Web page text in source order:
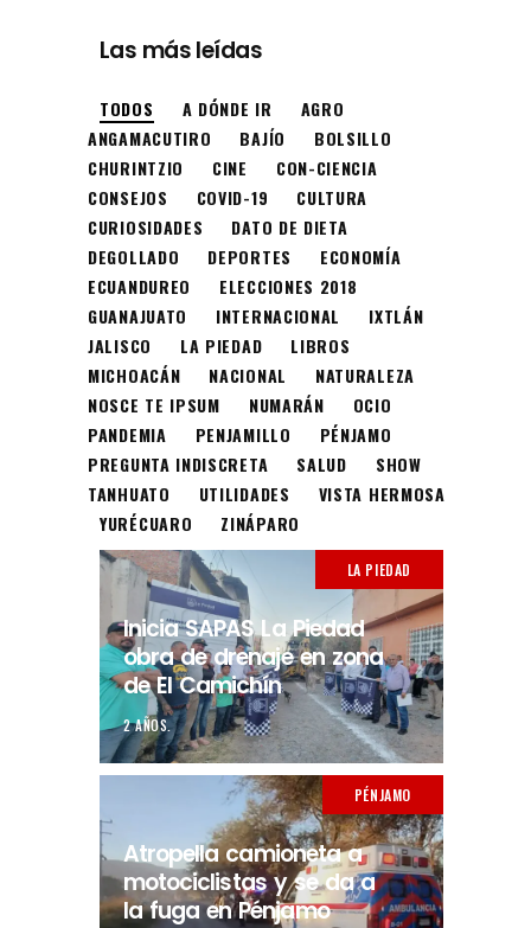
Las más leídas
TODOS A DÓNDE IR
AGRO
ANGAMACUTIRO
BAJÍO
BOLSILLO
CHURINTZIO
CINE
CON-CIENCIA
CONSEJOS
COVID-19
CULTURA
CURIOSIDADES
DATO DE DIETA
DEGOLLADO
DEPORTES
ECONOMÍA
ECUANDUREO
ELECCIONES 2018
GUANAJUATO
INTERNACIONAL
IXTLÁN
JALISCO
LA PIEDAD
LIBROS
MICHOACÁN
NACIONAL
NATURALEZA
NOSCE TE IPSUM
NUMARÁN
OCIO
PANDEMIA
PENJAMILLO
PÉNJAMO
PREGUNTA INDISCRETA
SALUD
SHOW
TANHUATO
UTILIDADES
VISTA HERMOSA
YURÉCUARO
ZINÁPARO
LA PIEDAD
Inicia SAPAS La Piedad
obra de drenaje en zona
de El Camichín
2 AÑOS.
PÉNJAMO
Atropella camioneta a
motociclistas y se da a
la fuga en Pénjamo